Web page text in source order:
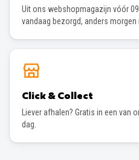
Uit ons webshopmagazijn vóór
vandaag bezorgd, anders morgen
Click & Collect
Liever afhalen? Gratis in een van
dag.